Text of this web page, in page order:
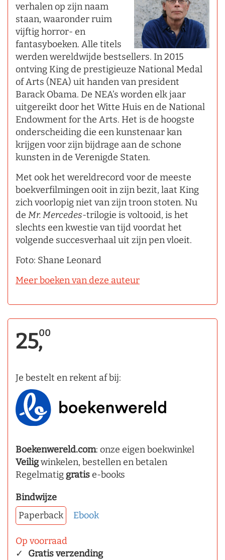
verhalen op zijn naam
staan, waaronder ruim
vijftig horror- en
fantasyboeken. Alle titels
werden wereldwijde bestsellers. In 2015
ontving King de prestigieuze National Medal
of Arts (NEA) uit handen van president
Barack Obama. De NEA’s worden elk jaar
uitgereikt door het Witte Huis en de National
Endowment for the Arts. Het is de hoogste
onderscheiding die een kunstenaar kan
krijgen voor zijn bijdrage aan de schone
kunsten in de Verenigde Staten.
Met ook het wereldrecord voor de meeste
boekverfilmingen ooit in zijn bezit, laat King
zich voorlopig niet van zijn troon stoten. Nu
de Mr. Mercedes­-trilogie is voltooid, is het
slechts een kwestie van tijd voordat het
volgende succesverhaal uit zijn pen vloeit.
Foto: Shane Leonard
Meer boeken van deze auteur
25,00
Je bestelt en rekent af bij:
Boekenwereld.com: onze eigen boekwinkel
Veiligwinkelen, bestellen en betalen
Regelmatig gratise-books
Bindwijze
Paperback
Ebook
Op voorraad
Gratis verzending